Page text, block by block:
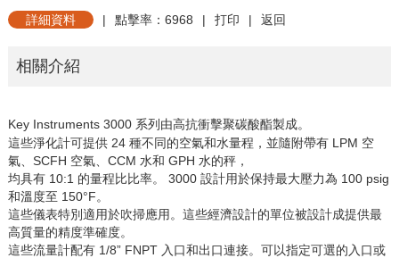
詳細資料 | 點擊率：6968 | 打印 | 返回
相關介紹
Key Instruments 3000 系列由高抗衝擊聚碳酸酯製成。
這些淨化計可提供 24 種不同的空氣和水量程，並隨附帶有 LPM 空
氣、SCFH 空氣、CCM 水和 GPH 水的秤，
均具有 10:1 的量程比比率。 3000 設計用於保持最大壓力為 100 psig
和溫度至 150°F。
這些儀表特別適用於吹掃應用。這些經濟設計的單位被設計成提供最
高質量的精度準確度。
這些流量計配有 1/8” FNPT 入口和出口連接。可以指定可選的入口或